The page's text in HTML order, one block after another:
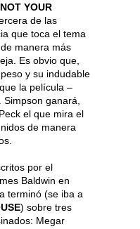
YOUR
de las
que toca el tema
manera más
Es obvio que,
y su indudable
la película –
ganará,
el que mira el
de manera
por el
Baldwin en
terminó (se iba a
) sobre tres
Megar